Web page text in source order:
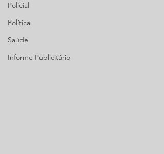
Policial
Política
Saúde
Informe Publicitário